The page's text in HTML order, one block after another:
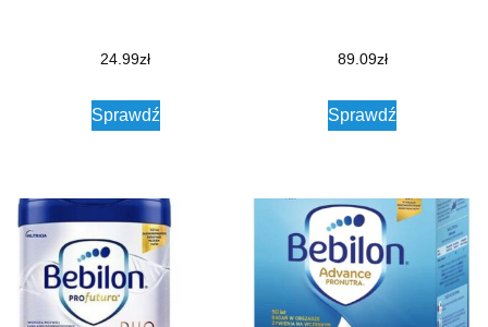
24.99zł
Sprawdź
89.09zł
Sprawdź